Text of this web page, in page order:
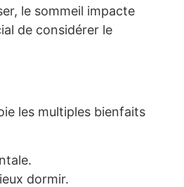
le sommeil impacte
de considérer le
les multiples bienfaits
dormir.